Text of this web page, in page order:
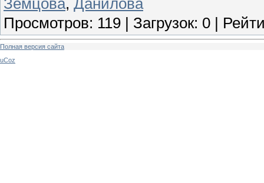
Земцова, Данилова
Просмотров: 119 Загрузок: 0
Полная версия сайта
uCoz